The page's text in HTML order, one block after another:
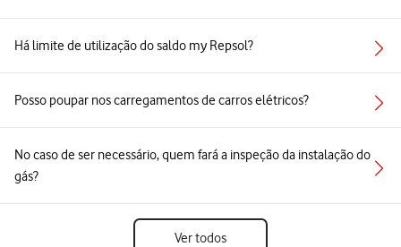
Há limite de utilização do saldo my Repsol?
Posso poupar nos carregamentos de carros elétricos?
No caso de ser necessário, quem fará a inspeção da instalação do
gás?
Ver todos